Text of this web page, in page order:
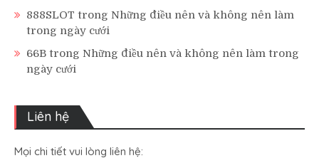
888SLOT trong Những điều nên và không nên làm
trong ngày cưới
66B trong Những điều nên và không nên làm trong
ngày cưới
Liên hệ
Mọi chi tiết vui lòng liên hệ: